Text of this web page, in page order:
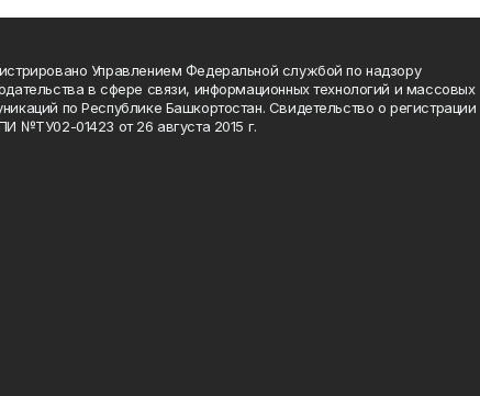
Управлением Федеральной службой по надзору
в сфере связи, информационных технологий и массовых
по Республике Башкортостан. Свидетельство о регистрации
№ТУ02-01423 от 26 августа 2015 г.